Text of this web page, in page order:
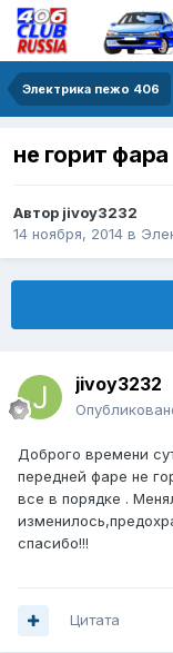
Электрика пежо 406
не горит фара
Автор jivoy3232
14 ноября, 2014 в
jivoy3232
Доброго времени
передней фаре не
все в порядке .
спасибо!!!
Цитата